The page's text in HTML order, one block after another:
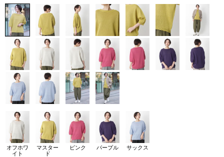
販サイト
オフホワ
イト
マスター
ド
ピンク パープル サックス